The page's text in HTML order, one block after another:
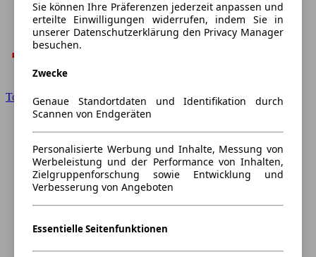
Toyota
Sie können Ihre Präferenzen jederzeit anpassen und
erteilte Einwilligungen widerrufen, indem Sie in
unserer Datenschutzerklärung den Privacy Manager
besuchen.
Zwecke
Genaue Standortdaten und Identifikation durch
Scannen von Endgeräten
Personalisierte Werbung und Inhalte, Messung von
Werbeleistung und der Performance von Inhalten,
Zielgruppenforschung sowie Entwicklung und
Verbesserung von Angeboten
Essentielle Seitenfunktionen